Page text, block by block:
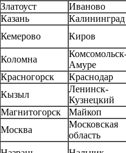
Златоуст
Иваново
Казань
Калининград
Кемерово Киров
Коломна
Амуре
Красногорск
Краснодар
Кызыл
Ленинск-
Кузнецкий
Магнитогорск
Майкоп
Москва
Московская
область